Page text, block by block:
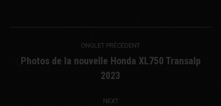
navigation
ONGLET PRÉCÉDENT
Previous
post:
Photos de la nouvelle Honda XL750 Transalp
2023
NEXT